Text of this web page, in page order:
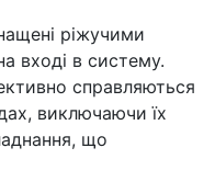
ріжучими
вході в систему.
справляються
виключаючи їх
що